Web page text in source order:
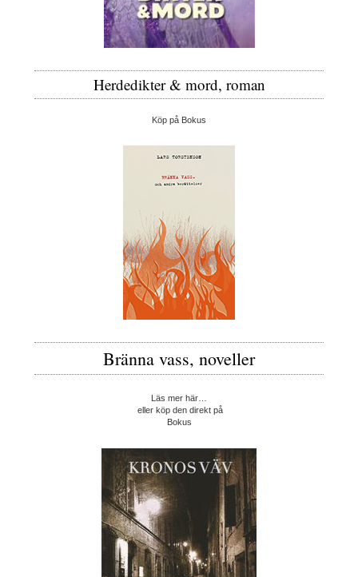
Herdedikter & mord, roman
Köp på Bokus
Bränna vass, noveller
Läs mer här…
eller köp den direkt på
Bokus